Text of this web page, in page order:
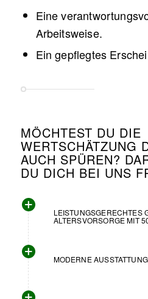
Eine
Arbeitsweise.
Ein gepflegtes
MÖCHTEST DU DIE
WERTSCHÄTZUNG
AUCH SPÜREN?
DU DICH BEI UNS
LEISTUNGSGERECHTES
ALTERSVORSORGE MIT
MODERNE